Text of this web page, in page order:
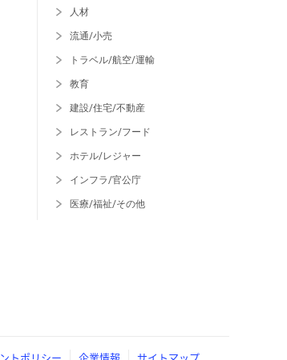
人材
流通/小売
トラベル/航空/運輸
教育
建設/住宅/不動産
レストラン/フード
ホテル/レジャー
インフラ/官公庁
医療/福祉/その他